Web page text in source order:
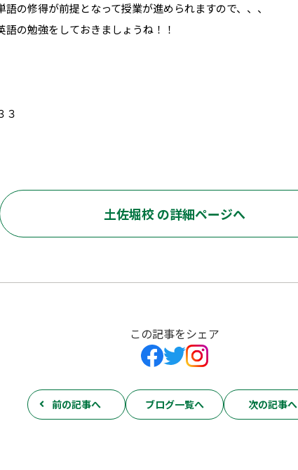
の修得が前提となって授業が進められますので、、、
の勉強をしておきましょうね！！
３
土佐堀校 の詳細ページへ
この記事をシェア
前の記事へ ブログ一覧へ 次の記事へ